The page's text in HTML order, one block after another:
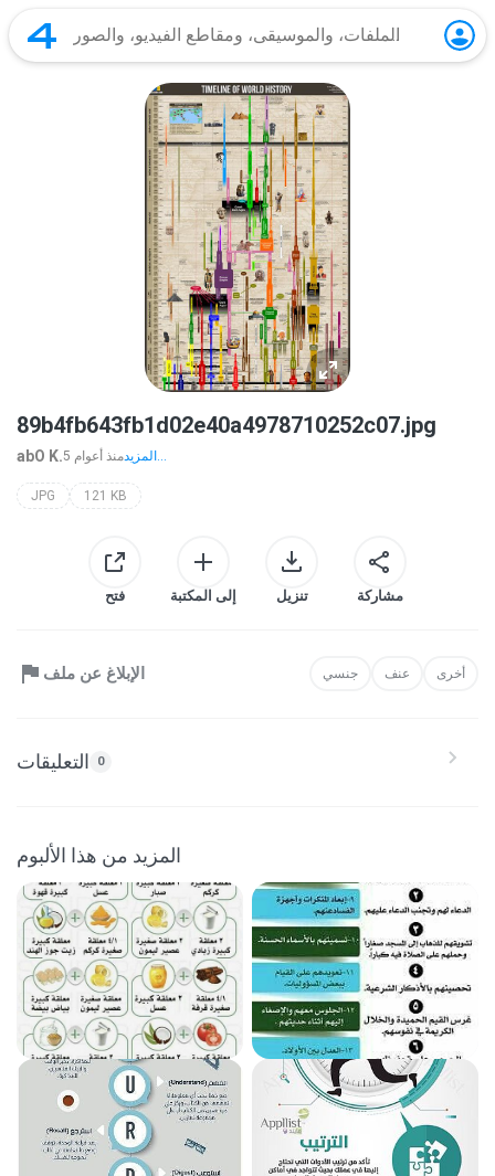
89b4fb643fb1d02e40a4978710252c07.jpg
abO K. 5 منذ أعوام المزيد...
JPG 121 KB
فتح إلى المكتبة تنزيل مشاركة
الإبلاغ عن ملف جنسي عنف أخرى
التعليقات 0
المزيد من هذا الألبوم